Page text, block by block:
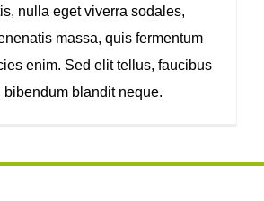
nulla eget viverra sodales,
massa, quis fermentum
enim. Sed elit tellus, faucibus
bibendum blandit neque.